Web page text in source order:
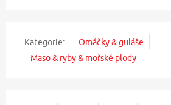
Kategorie:
Omáčky & guláše
Maso & ryby & mořské plody